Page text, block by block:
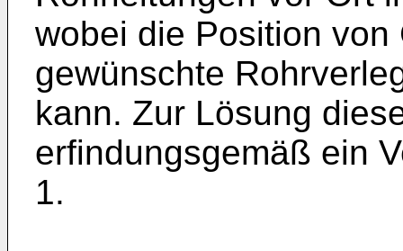
wobei die Position
gewünschte
kann. Zur Lösung
erfindungsgemäß ein
1.